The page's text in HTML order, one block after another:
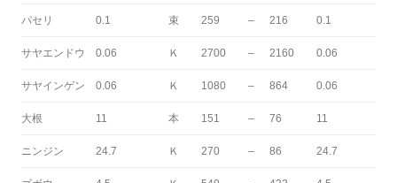
パセリ 0.1 束 259 – 216 0.1
サヤエンドウ 0.06 Ｋ 2700 – 2160 0.06
サヤインゲン 0.06 Ｋ 1080 – 864 0.06
大根 11 本 151 – 76 11
ニンジン 24.7 Ｋ 270 – 86 24.7